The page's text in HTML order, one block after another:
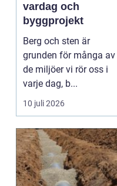
vardag och
byggprojekt
Berg och sten är
grunden för många av
de miljöer vi rör oss i
varje dag, b...
10 juli 2026